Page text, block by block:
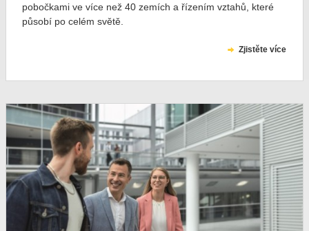
pobočkami ve více než 40 zemích a řízením vztahů, které
působí po celém světě.
Zjistěte více